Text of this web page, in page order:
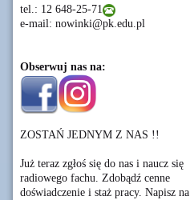
tel.: 12 648-25-71
e-mail: nowinki@pk.edu.pl
Obserwuj nas na:
ZOSTAŃ JEDNYM Z NAS !!
Już teraz zgłoś się do nas i naucz się
radiowego fachu. Zdobądź cenne
doświadczenie i staż pracy. Napisz na